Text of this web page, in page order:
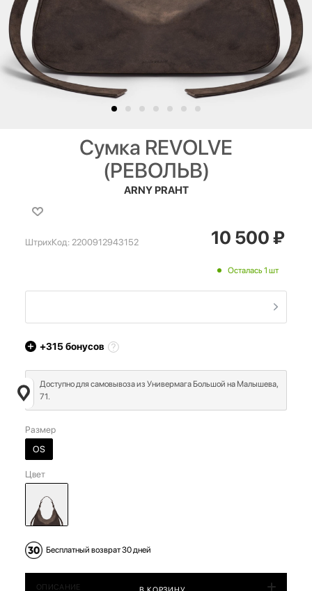
Сумка REVOLVE
(РЕВОЛЬВ)
ARNY PRAHT
ШтрихКод: 2200912943152 10 500₽
Осталась 1 шт
+315бонусов
Доступно для самовывоза из Универмага Большой на Малышева,
71.
Размер
OS
Цвет
Бесплатный возврат 30 дней
ОПИСАНИЕ